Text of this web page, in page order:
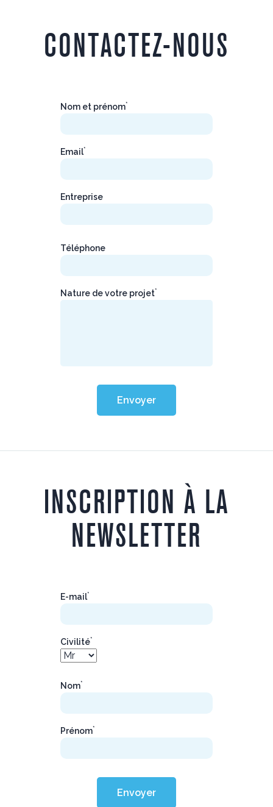
CONTACTEZ-NOUS
Nom et prénom*
Email*
Entreprise
Téléphone
Nature de votre projet*
Envoyer
INSCRIPTION À LA
NEWSLETTER
E-mail*
Civilité*
Nom*
Prénom*
Envoyer